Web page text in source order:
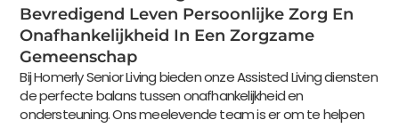
Bevredigend Leven Persoonlijke Zorg En
Onafhankelijkheid In Een Zorgzame
Gemeenschap
Bij Homerly Senior Living bieden onze Assisted Living diensten
de perfecte balans tussen onafhankelijkheid en
ondersteuning. Ons meelevende team is er om te helpen